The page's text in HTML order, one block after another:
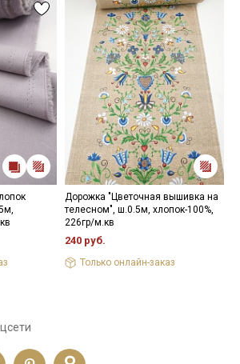
Дорожка "Цветочная вышивка на
телесном", ш.0.5м, хлопок-100%,
226гр/м.кв
240 руб.
Только онлайн-заказ